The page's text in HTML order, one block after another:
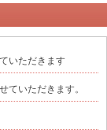
いただきます
ていただきます。